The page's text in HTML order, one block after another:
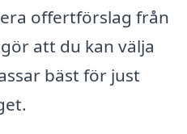
offertförslag från
att du kan välja
bäst för just